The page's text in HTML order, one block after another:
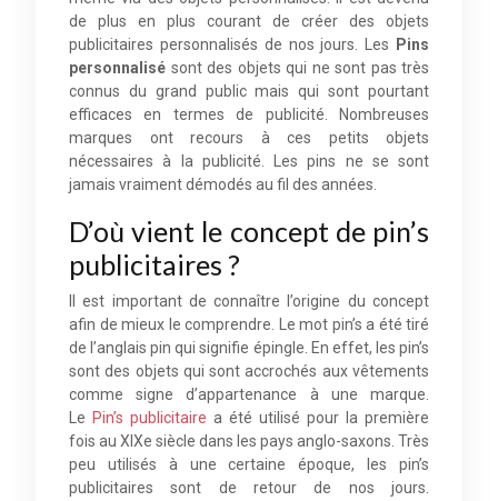
de plus en plus courant de créer des objets
publicitaires personnalisés de nos jours. Les
Pins
personnalisé sont des objets qui ne sont pas très
connus du grand public mais qui sont pourtant
efficaces en termes de publicité. Nombreuses
marques ont recours à ces petits objets
nécessaires à la publicité. Les pins ne se sont
jamais vraiment démodés au fil des années.
D’où vient le concept de pin’s
publicitaires ?
Il est important de connaître l’origine du concept
afin de mieux le comprendre. Le mot pin’s a été tiré
de l’anglais pin qui signifie épingle. En effet, les pin’s
sont des objets qui sont accrochés aux vêtements
comme signe d’appartenance à une marque.
Le Pin’s publicitaire a été utilisé pour la première
fois au XIXe siècle dans les pays anglo-saxons. Très
peu utilisés à une certaine époque, les pin’s
publicitaires sont de retour de nos jours.